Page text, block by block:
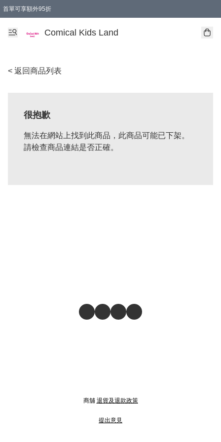
首單可享額外95折
Comical Kids Land
< 返回商品列表
很抱歉
無法在網站上找到此商品，此商品可能已下架。
請檢查商品連結是否正確。
商舖 退貨及退款政策
提出意見